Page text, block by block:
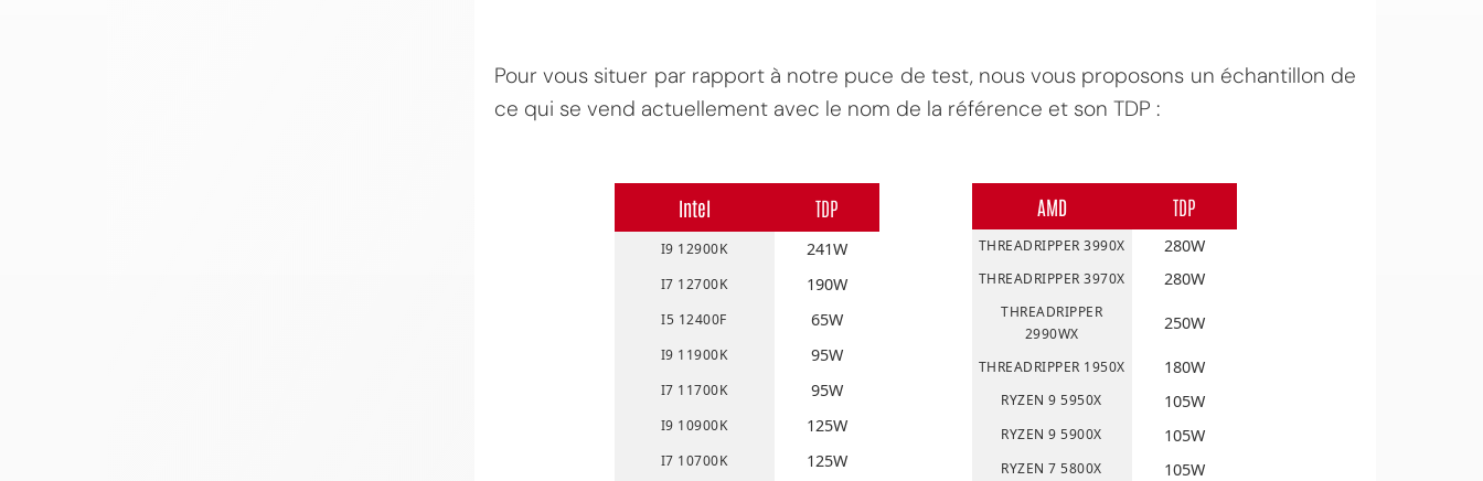
Pour vous situer par rapport à notre puce de test, nous vous proposons un échantillon de
ce qui se vend actuellement avec le nom de la référence et son TDP :
Intel TDP
I9 12900K 241W
I7 12700K 190W
I5 12400F 65W
I9 11900K 95W
I7 11700K 95W
I9 10900K 125W
I7 10700K 125W
AMD TDP
THREADRIPPER 3990X 280W
THREADRIPPER 3970X 280W
THREADRIPPER
2990WX
250W
THREADRIPPER 1950X 180W
RYZEN 9 5950X 105W
RYZEN 9 5900X 105W
RYZEN 7 5800X 105W